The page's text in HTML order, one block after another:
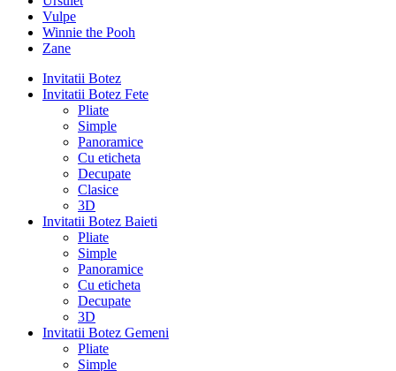
Vulpe
Winnie the Pooh
Zane
Invitatii Botez
Invitatii Botez Fete
Pliate
Simple
Panoramice
Cu eticheta
Decupate
Clasice
3D
Invitatii Botez Baieti
Pliate
Simple
Panoramice
Cu eticheta
Decupate
3D
Invitatii Botez Gemeni
Pliate
Simple